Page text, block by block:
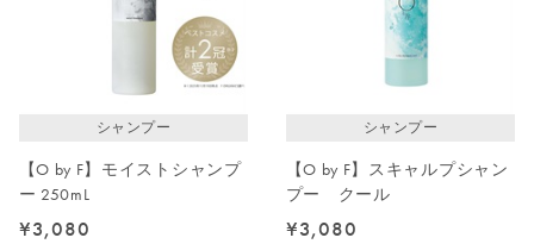
シャンプー
【O by F】モイストシャンプ
ー 250mL
¥3,080
シャンプー
【O by F】スキャルプシャン
プー クール
¥3,080